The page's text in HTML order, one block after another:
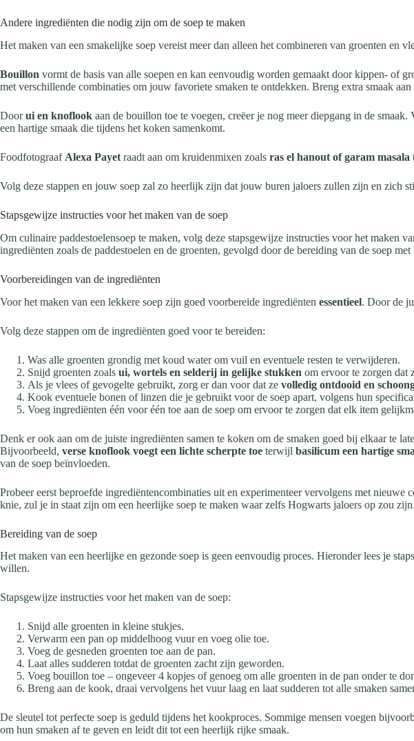
Andere ingrediënten die nodig zijn om de soep te maken
Het maken van een smakelijke soep vereist meer dan alleen het combineren van groenten en
Bouillon vormt de basis van alle soepen en kan eenvoudig worden gemaakt door kippen- of
met verschillende combinaties om jouw favoriete smaken te ontdekken. Breng extra smaak
Doorui en knoflook aan de bouillon toe te voegen, creëer je nog meer diepgang in de
een hartige smaak die tijdens het koken samenkomt.
Foodfotograaf Alexa Payet raadt aan om kruidenmixen zoals ras el hanout of garam masala
Volg deze stappen en jouw soep zal zo heerlijk zijn dat jouw buren jaloers zullen zijn en zich
Stapsgewijze instructies voor het maken van de soep
Om culinaire paddestoelensoep te maken, volg deze stapsgewijze instructies voor het maken
ingrediënten zoals de paddestoelen en de groenten, gevolgd door de bereiding van de soep
Voorbereidingen van de ingrediënten
Voor het maken van een lekkere soep zijn goed voorbereide ingrediënten essentieel. Door de
Volg deze stappen om de ingrediënten goed voor te bereiden:
Was alle groenten grondig met koud water om vuil en eventuele resten te verwijderen.
Snijd groenten zoals ui, wortels en selderij in gelijke stukken om ervoor te zorgen dat
Als je vlees of gevogelte gebruikt, zorg er dan voor dat ze volledig ontdooid en
Kook eventuele bonen of linzen die je gebruikt voor de soep apart, volgens hun
Voeg ingrediënten één voor één toe aan de soep om ervoor te zorgen dat elk item
Denk er ook aan om de juiste ingrediënten samen te koken om de smaken goed bij elkaar te
Bijvoorbeeld, verse knoflook voegt een lichte scherpte toe terwijl basilicum een hartige
van de soep beïnvloeden.
Probeer eerst beproefde ingrediëntencombinaties uit en experimenteer vervolgens met nieuwe
knie, zul je in staat zijn om een heerlijke soep te maken waar zelfs Hogwarts jaloers op zou zijn.
Bereiding van de soep
Het maken van een heerlijke en gezonde soep is geen eenvoudig proces. Hieronder lees je
willen.
Stapsgewijze instructies voor het maken van de soep:
Snijd alle groenten in kleine stukjes.
Verwarm een pan op middelhoog vuur en voeg olie toe.
Voeg de gesneden groenten toe aan de pan.
Laat alles sudderen totdat de groenten zacht zijn geworden.
Voeg bouillon toe – ongeveer 4 kopjes of genoeg om alle groenten in de pan onder te
Breng aan de kook, draai vervolgens het vuur laag en laat sudderen tot alle smaken
De sleutel tot perfecte soep is geduld tijdens het kookproces. Sommige mensen voegen
om hun smaken af te geven en leidt dit tot een heerlijk rijke smaak.